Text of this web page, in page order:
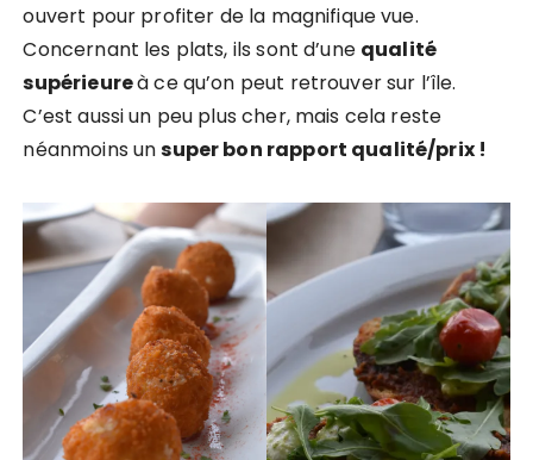
ouvert pour profiter de la magnifique vue.
Concernant les plats, ils sont d’une qualité
supérieureà ce qu’on peut retrouver sur l’île.
C’est aussi un peu plus cher, mais cela reste
néanmoins unsuper bon rapport qualité/prix !